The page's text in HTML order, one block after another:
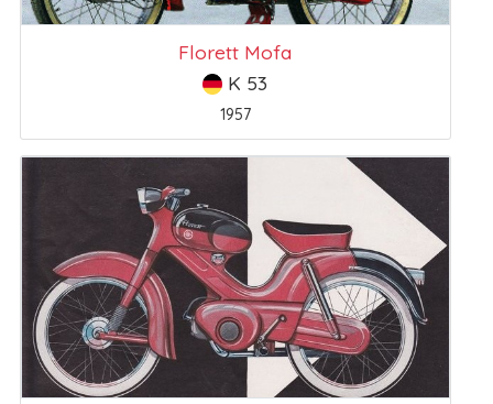
Florett Mofa
K 53
1957